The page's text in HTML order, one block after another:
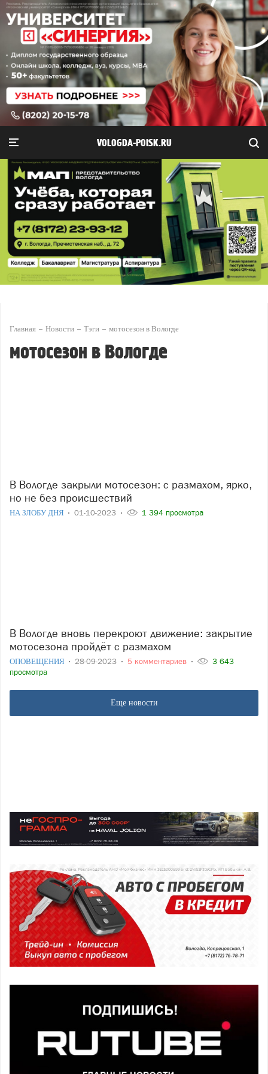
VOLOGDA-POISK.RU
Главная Новости Тэги мотосезон в Вологде
мотосезон в Вологде
В Вологде закрыли мотосезон: с размахом, ярко,
но не без происшествий
НА ЗЛОБУ ДНЯ 01-10-2023 1 394 просмотра
В Вологде вновь перекроют движение: закрытие
мотосезона пройдёт с размахом
ОПОВЕЩЕНИЯ 28-09-2023 5 комментариев
3 643
просмотра
Еще новости